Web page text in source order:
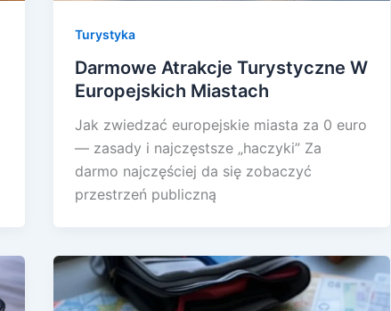
Turystyka
Darmowe Atrakcje Turystyczne W
Europejskich Miastach
Jak zwiedzać europejskie miasta za 0 euro
— zasady i najczęstsze „haczyki” Za
darmo najczęściej da się zobaczyć
przestrzeń publiczną